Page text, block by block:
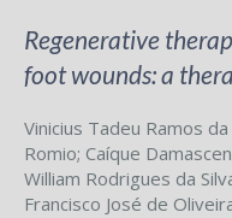
Regenerative
foot wounds: a
Vinicius Tadeu Ramos da
Romio; Caíque
William Rodrigues da
Francisco José de